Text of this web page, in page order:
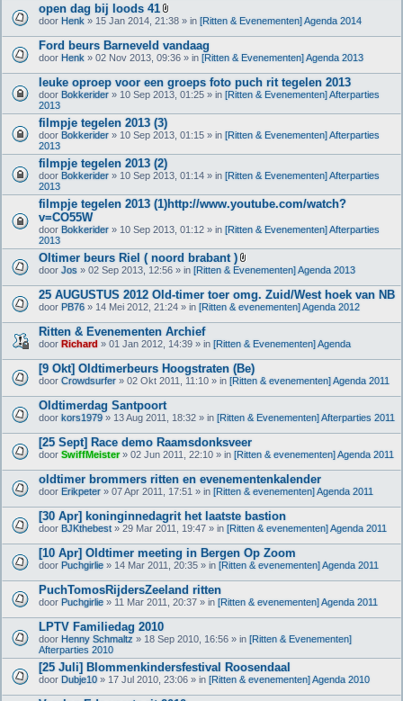
open dag bij loods 41
B
j
l
a
g
e
(
)
door Henk » 15 Jan 2014, 21:38 » in [Ritten & Evenementen] Agenda 2014
Ford beurs Barneveld vandaag
door Henk » 02 Nov 2013, 09:36 » in [Ritten & Evenementen] Agenda 2013
leuke oproep voor een groeps foto puch rit tegelen 2013
door Bokkerider » 10 Sep 2013, 01:25 » in [Ritten & Evenementen] Afterparties
2013
filmpje tegelen 2013 (3)
door Bokkerider » 10 Sep 2013, 01:15 » in [Ritten & Evenementen] Afterparties
2013
filmpje tegelen 2013 (2)
door Bokkerider » 10 Sep 2013, 01:14 » in [Ritten & Evenementen] Afterparties
2013
filmpje tegelen 2013 (1)http://www.youtube.com/watch?
v=CO55W
door Bokkerider » 10 Sep 2013, 01:12 » in [Ritten & Evenementen] Afterparties
2013
Oltimer beurs Riel ( noord brabant )
B
j
l
a
g
(
)
door Jos » 02 Sep 2013, 12:56 » in [Ritten & Evenementen] Agenda 2013
25 AUGUSTUS 2012 Old-timer toer omg. Zuid/West hoek van NB
door PB76 » 14 Mei 2012, 21:24 » in [Ritten & evenementen] Agenda 2012
Ritten & Evenementen Archief
door Richard » 01 Jan 2012, 14:39 » in [Ritten & Evenementen] Agenda
[9 Okt] Oldtimerbeurs Hoogstraten (Be)
door Crowdsurfer » 02 Okt 2011, 11:10 » in [Ritten & evenementen] Agenda 2011
Oldtimerdag Santpoort
door kors1979 » 13 Aug 2011, 18:32 » in [Ritten & Evenementen] Afterparties 2011
[25 Sept] Race demo Raamsdonksveer
door SwiffMeister» 02 Jun 2011, 22:10 » in [Ritten & evenementen] Agenda 2011
oldtimer brommers ritten en evenementenkalender
door Erikpeter » 07 Apr 2011, 17:51 » in [Ritten & evenementen] Agenda 2011
[30 Apr] koninginnedagrit het laatste bastion
door BJKthebest » 29 Mar 2011, 19:47 » in [Ritten & evenementen] Agenda 2011
[10 Apr] Oldtimer meeting in Bergen Op Zoom
door Puchgirlie » 14 Mar 2011, 20:35 » in [Ritten & evenementen] Agenda 2011
PuchTomosRijdersZeeland ritten
door Puchgirlie » 11 Mar 2011, 20:37 » in [Ritten & evenementen] Agenda 2011
LPTV Familiedag 2010
door Henny Schmaltz » 18 Sep 2010, 16:56 » in [Ritten & Evenementen]
Afterparties 2010
[25 Juli] Blommenkindersfestival Roosendaal
door Dubje10 » 17 Jul 2010, 23:06 » in [Ritten & evenementen] Agenda 2010